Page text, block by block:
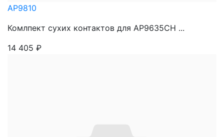
AP9810
Комлпект сухих контактов для AP9635CH ...
14 405 ₽